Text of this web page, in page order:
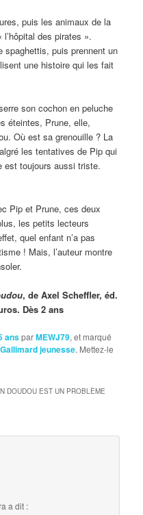
puis les animaux de la
des pirates ».
spaghettis, puis prennent un
une histoire qui les fait
son cochon en peluche
éteintes, Prune, elle,
Où est sa grenouille ? La
les tentatives de Pip qui
est toujours aussi triste.
Pip et Prune, ces deux
les petits lecteurs
quel enfant n’a pas
! Mais, l’auteur montre
, de Axel Scheffler, éd.
Dès 2 ans
ansparMEWJ79, et marqué
Gallimard jeunesse. Mettez-le
DOUDOU EST UN PROBLÈME
a dit :